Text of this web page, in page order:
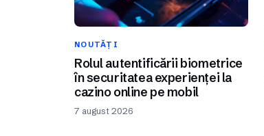
NOUTĂȚI
Rolul autentificării biometrice
în securitatea experienței la
cazino online pe mobil
7 august 2026